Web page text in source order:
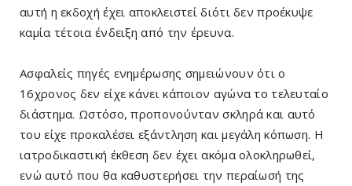
αυτή η εκδοχή έχει αποκλειστεί διότι δεν προέκυψε
καμία τέτοια ένδειξη από την έρευνα.
Ασφαλείς πηγές ενημέρωσης σημειώνουν ότι ο
16χρονος δεν είχε κάνει κάποιον αγώνα το τελευταίο
διάστημα. Ωστόσο, προπονούνταν σκληρά και αυτό
του είχε προκαλέσει εξάντληση και μεγάλη κόπωση. Η
ιατροδικαστική έκθεση δεν έχει ακόμα ολοκληρωθεί,
ενώ αυτό που θα καθυστερήσει την περαίωσή της